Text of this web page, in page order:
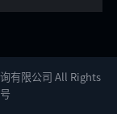
有限公司 All Rights